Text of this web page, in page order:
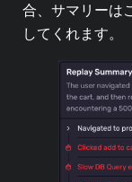
合、サマリーは
してくれます。